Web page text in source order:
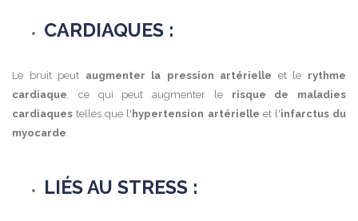
CARDIAQUES :
Le bruit peut augmenter la pression artérielle et le rythme
cardiaque , ce qui peut augmenter le risque de maladies
cardiaques telles que l'hypertension artérielle et l'infarctus du
myocarde
LIÉS AU STRESS :